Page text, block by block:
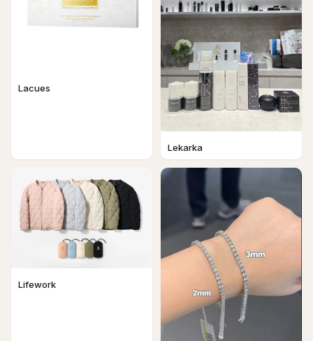
Lacues
Lekarka
Lifework